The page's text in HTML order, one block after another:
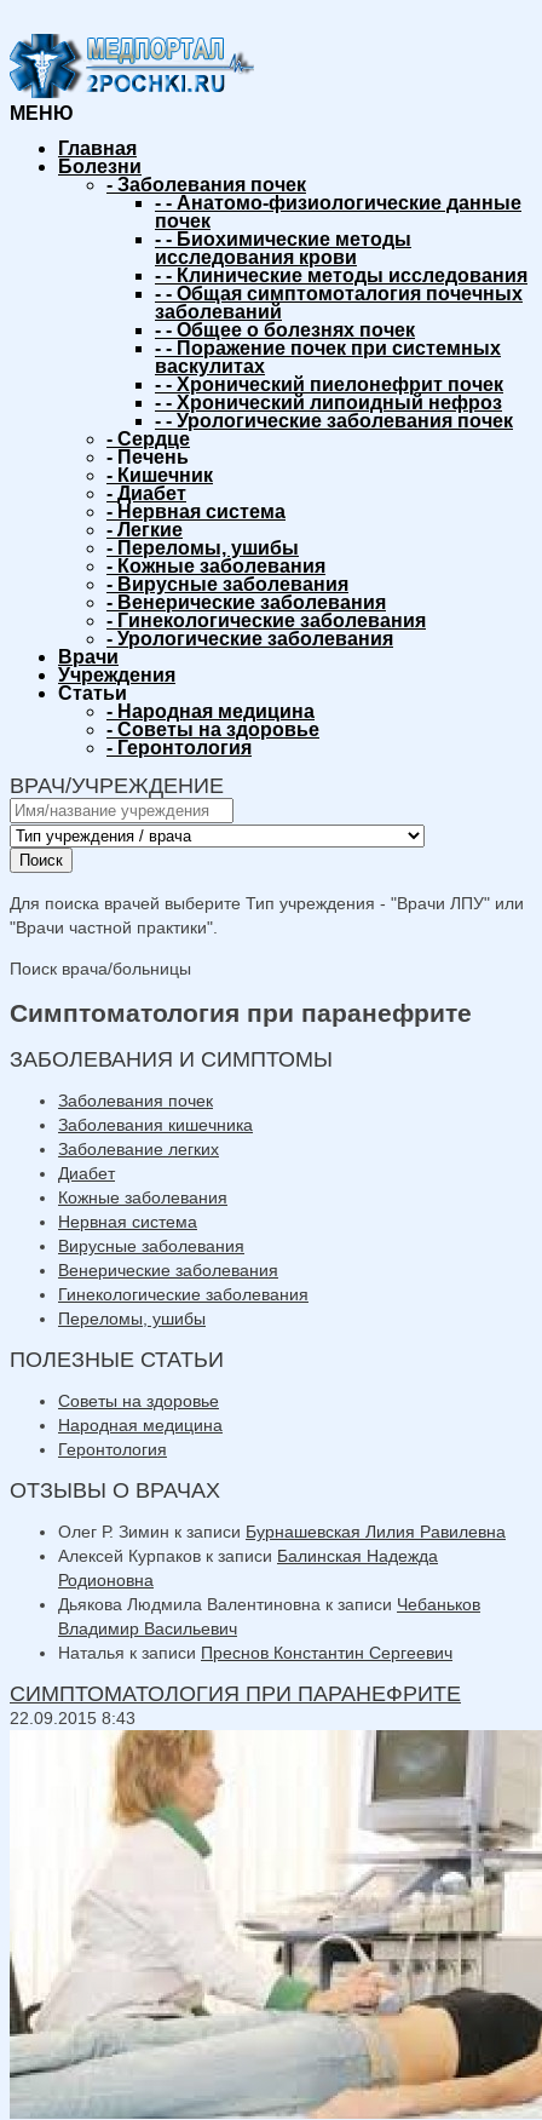
МЕНЮ
Главная
Болезни
- Заболевания почек
- - Анатомо-физиологические данные
почек
- - Биохимические методы
исследования крови
- - Клинические методы исследования
- - Общая симптомоталогия почечных
заболеваний
- - Общее о болезнях почек
- - Поражение почек при системных
васкулитах
- - Хронический пиелонефрит почек
- - Хронический липоидный нефроз
- - Урологические заболевания почек
- Сердце
- Печень
- Кишечник
- Диабет
- Нервная система
- Легкие
- Переломы, ушибы
- Кожные заболевания
- Вирусные заболевания
- Венерические заболевания
- Гинекологические заболевания
- Урологические заболевания
Врачи
Учреждения
Статьи
- Народная медицина
- Советы на здоровье
- Геронтология
ВРАЧ/УЧРЕЖДЕНИЕ
Поиск
Для поиска врачей выберите Тип учреждения - "Врачи ЛПУ" или
"Врачи частной практики".
Поиск врача/больницы
Симптоматология при паранефрите
ЗАБОЛЕВАНИЯ И СИМПТОМЫ
Заболевания почек
Заболевания кишечника
Заболевание легких
Диабет
Кожные заболевания
Нервная система
Вирусные заболевания
Венерические заболевания
Гинекологические заболевания
Переломы, ушибы
ПОЛЕЗНЫЕ СТАТЬИ
Советы на здоровье
Народная медицина
Геронтология
ОТЗЫВЫ О ВРАЧАХ
Олег Р. Зимин к записи Бурнашевская Лилия Равилевна
Алексей Курпаков к записи Балинская Надежда
Родионовна
Дьякова Людмила Валентиновна к записи Чебаньков
Владимир Васильевич
Наталья к записи Преснов Константин Сергеевич
СИМПТОМАТОЛОГИЯ ПРИ ПАРАНЕФРИТЕ
22.09.2015 8:43